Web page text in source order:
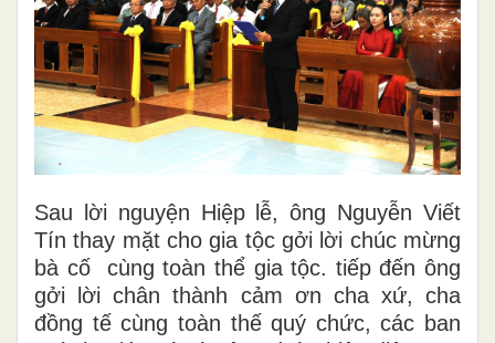
Sau lời nguyện Hiệp lễ, ông Nguyễn Viết
Tín thay mặt cho gia tộc gởi lời chúc mừng
bà cố cùng toàn thể gia tộc. tiếp đến ông
gởi lời chân thành cảm ơn cha xứ, cha
đồng tế cùng toàn thế quý chức, các ban